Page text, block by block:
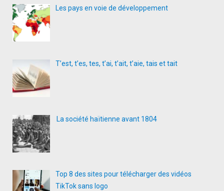
Les pays en voie de développement
T’est, t’es, tes, t’ai, t’ait, t’aie, tais et tait
La société haïtienne avant 1804
Top 8 des sites pour télécharger des vidéos
TikTok sans logo